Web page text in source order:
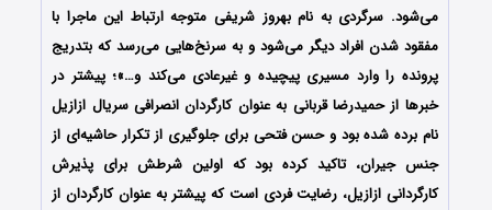
می‌شود. سرگردی به نام بهروز شریفی متوجه ارتباط این ماجرا با
مفقود شدن افراد دیگر می‌شود و به سرنخ‌هایی می‌رسد که بتدریج
پرونده را وارد مسیری پیچیده و غیرعادی می‌کند و…»؛ پیشتر در
خبرها از حمیدرضا قربانی به عنوان کارگردان انصرافی سریال ازازیل
نام برده شده بود و حسن فتحی برای جلوگیری از تکرار حاشیه‌ای از
جنس جیران، تاکید کرده بود که اولین شرطش برای پذیرش
کارگردانی ازازیل، رضایت فردی است که پیشتر به عنوان کارگردان از